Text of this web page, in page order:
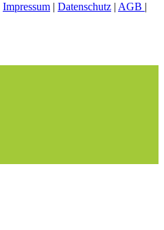
Impressum | Datenschutz | AGB |